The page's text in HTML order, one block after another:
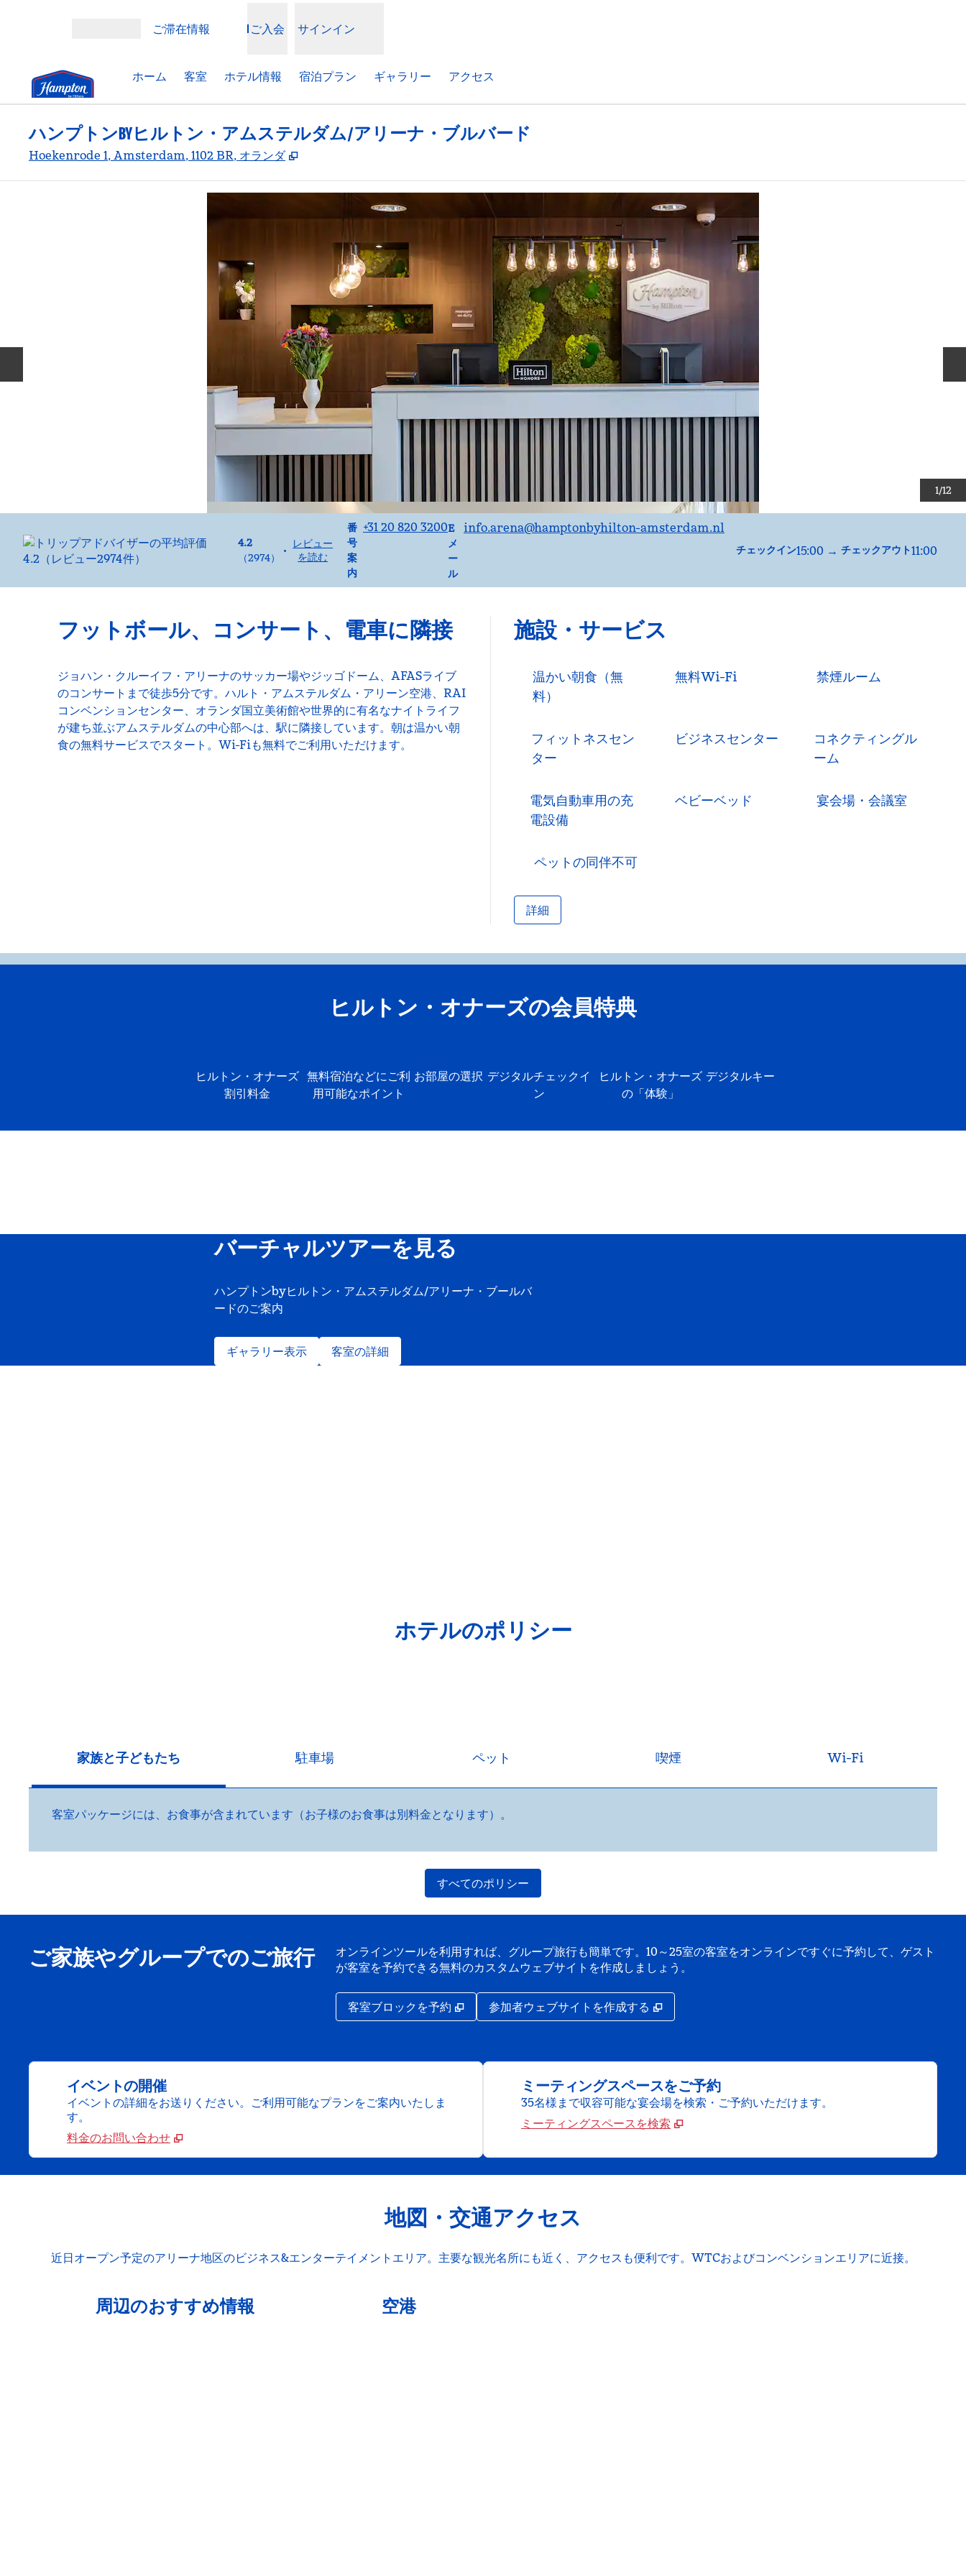
ご滞在情報 ご入会 サインイン
ホーム 客室 ホテル情報 宿泊プラン ギャラリー アクセス
ハンプトンBYヒルトン・アムステルダム/アリーナ・ブルバード
Hoekenrode 1, Amsterdam, 1102 BR, オランダ ,
1/12
4.2
（2974）
•
レビュー
を読む
番
号
案
内
電話+31 20 820 3200E
メ
ー
ル
Emailinfo.arena@hamptonbyhilton-amsterdam.nl
チェックイン15:00 → チェックアウト11:00
フットボール、コンサート、電車に隣接
ジョハン・クルーイフ・アリーナのサッカー場やジッゴドーム、AFASライブ
のコンサートまで徒歩5分です。ハルト・アムステルダム・アリーン空港、RAI
コンベンションセンター、オランダ国立美術館や世界的に有名なナイトライフ
が建ち並ぶアムステルダムの中心部へは、駅に隣接しています。朝は温かい朝
食の無料サービスでスタート。Wi-Fiも無料でご利用いただけます。
施設・サービス
温かい朝食（無
料）
無料Wi-Fi 禁煙ルーム
フィットネスセン
ター
ビジネスセンター
コネクティングル
ーム
電気自動車用の充
電設備
ベビーベッド 宴会場・会議室
ペットの同伴不可
詳細
ヒルトン・オナーズの会員特典
ヒルトン・オナーズ
割引料金
無料宿泊などにご利
用可能なポイント
お部屋の選択 デジタルチェックイ
ン
ヒルトン・オナーズ
の「体験」
デジタルキー
バーチャルツアーを見る
ハンプトンbyヒルトン・アムステルダム/アリーナ・ブールバ
ードのご案内
ギャラリー表示 客室の詳細
ホテルのポリシー
家族と子どもたち 駐車場 ペット 喫煙 Wi-Fi
客室パッケージには、お食事が含まれています（お子様のお食事は別料金となります）。
すべてのポリシー
ご家族やグループでのご旅行
オンラインツールを利用すれば、グループ旅行も簡単です。10～25室の客室をオンラインですぐに予約して、ゲスト
が客室を予約できる無料のカスタムウェブサイトを作成しましょう。
客室ブロックを予約 , 新しいタブで開きます
参加者ウェブサイトを作成する ,
イベントの開催
イベントの詳細をお送りください。ご利用可能なプランをご案内いたしま
す。
料金のお問い合わせ
ミーティングスペースをご予約
35名様まで収容可能な宴会場を検索・ご予約いただけます。
ミーティングスペースを検索
地図・交通アクセス
近日オープン予定のアリーナ地区のビジネス&エンターテイメントエリア。主要な観光名所にも近く、アクセスも便利です。WTCおよびコンベンションエリアに近接。
周辺のおすすめ情報 空港